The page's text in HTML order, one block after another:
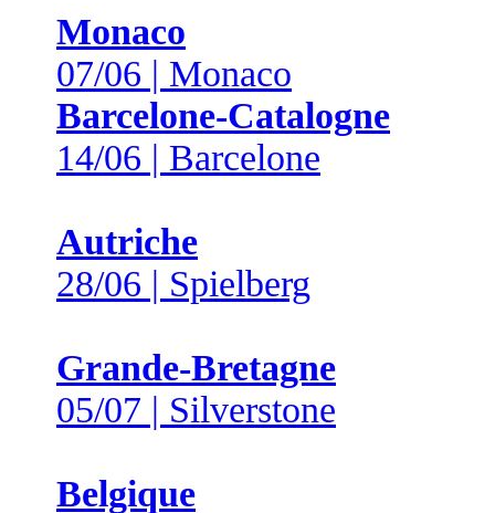
Monaco
07/06 | Monaco
Barcelone-Catalogne
14/06 | Barcelone
Autriche
28/06 | Spielberg
Grande-Bretagne
05/07 | Silverstone
Belgique